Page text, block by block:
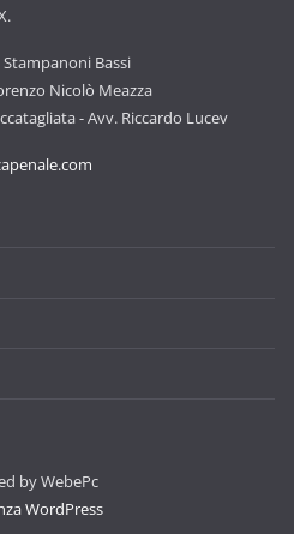
Bassi
Nicolò Meazza
- Avv. Riccardo Lucev
by WebePc
WordPress